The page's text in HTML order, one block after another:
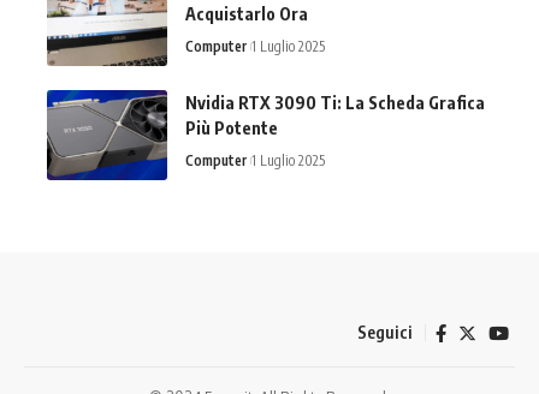
Acquistarlo Ora
Computer 1 Luglio 2025
Nvidia RTX 3090 Ti: La Scheda Grafica
Più Potente
Computer 1 Luglio 2025
Seguici